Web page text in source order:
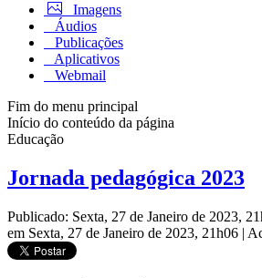
Imagens
Áudios
Publicações
Aplicativos
Webmail
Fim do menu principal
Início do conteúdo da página
Educação
Jornada pedagógica 2023
Publicado: Sexta, 27 de Janeiro de 2023,
em Sexta, 27 de Janeiro de 2023, 21h06 |